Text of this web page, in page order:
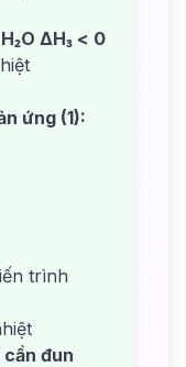
ΔH₃ < 0
ứng (1):
trình
đun